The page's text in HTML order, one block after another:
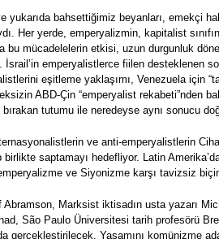
yukarıda bahsettiğimiz beyanları, emekçi
Her yerde, emperyalizmin, kapitalist
mücadelelerin etkisi, uzun durgunluk
emperyalistlerce fiilen desteklenen
eşitleme yaklaşımı, Venezuela için
ABD-Çin “emperyalist rekabeti”nden
tutumu ile neredeyse aynı sonucu
ve anti-emperyalistlerin
saptamayı hedefliyor. Latin
ve Siyonizme karşı tavizsiz
Marksist iktisadın usta yazarı
São Paulo Üniversitesi tarih profesörü
gerçekleştirilecek. Yaşamını komünizme